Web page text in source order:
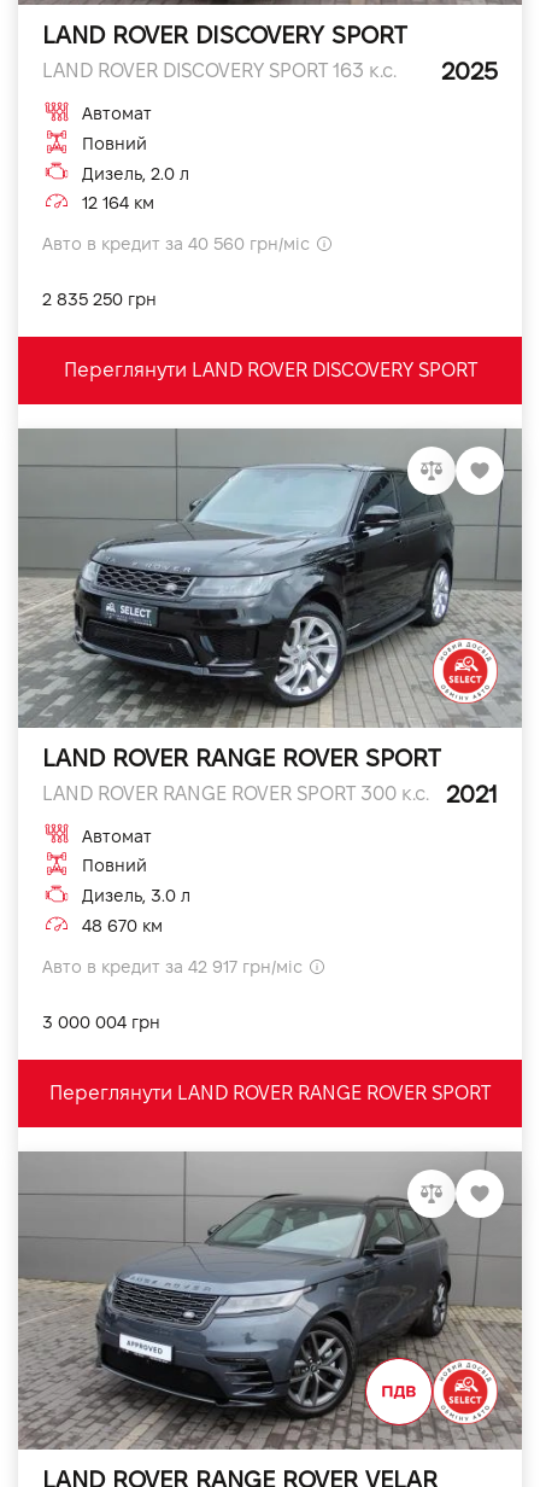
LAND ROVER DISCOVERY SPORT
LAND ROVER DISCOVERY SPORT 163 к.с. 2025
Автомат
Повний
Дизель, 2.0 л
12 164 км
Авто в кредит за 40 560 грн/міс
2 835 250 грн
Переглянути LAND ROVER DISCOVERY SPORT
LAND ROVER RANGE ROVER SPORT
LAND ROVER RANGE ROVER SPORT 300 к.с. 2021
Автомат
Повний
Дизель, 3.0 л
48 670 км
Авто в кредит за 42 917 грн/міс
3 000 004 грн
Переглянути LAND ROVER RANGE ROVER SPORT
LAND ROVER RANGE ROVER VELAR